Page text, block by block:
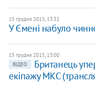
15 грудня 2015, 13:32
У Ємені набуло
15 грудня 2015, 13:00
ВІДЕО
Британець
екіпажу МКС